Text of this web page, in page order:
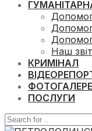
Наш звіт
КРИМІНАЛ
ПОСЛУГИ